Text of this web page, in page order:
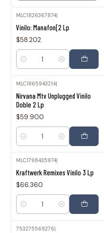
MLC1826367874|
Vinilo: Manafon[2 Lp
$58.202
Cantidad
MLC1865943214|
Nirvana Mtv Unplugged Vinilo
Doble 2 Lp
$59.900
Cantidad
MLC1798435974|
Kraftwerk Remixes Vinilo 3 Lp
$66.360
Cantidad
753275569276|